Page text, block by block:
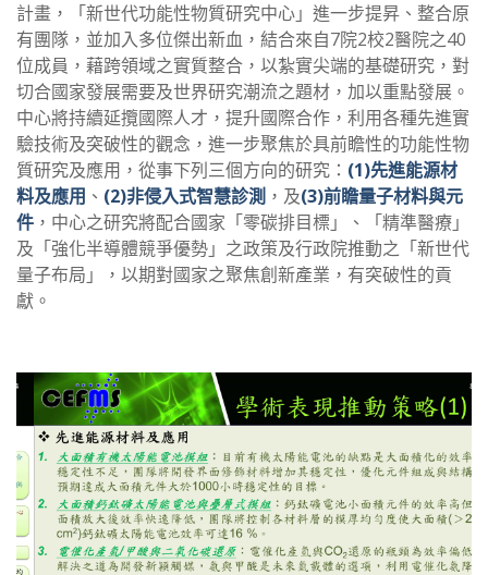
計畫，「新世代功能性物質研究中心」進一步提昇、整合原
有團隊，並加入多位傑出新血，結合來自7院2校2醫院之40
位成員，藉跨領域之實質整合，以紮實尖端的基礎研究，對
切合國家發展需要及世界研究潮流之題材，加以重點發展。
中心將持續延攬國際人才，提升國際合作，利用各種先進實
驗技術及突破性的觀念，進一步聚焦於具前瞻性的功能性物
質研究及應用，從事下列三個方向的研究： (1)先進能源材
料及應用 、 (2)非侵入式智慧診測 ，及(3)前瞻量子材料與元
件 ，中心之研究將配合國家「零碳排目標」、「精準醫療」
及「強化半導體競爭優勢」之政策及行政院推動之「新世代
量子布局」，以期對國家之聚焦創新產業，有突破性的貢
獻。